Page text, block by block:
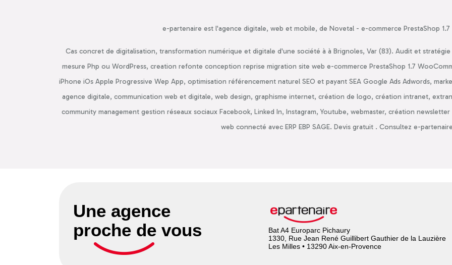
e-partenaire est l'agence digitale, web et mobile, de Novetal - e-commerce PrestaShop 1.7
Cas concret de digitalisation, transformation numérique et digitale d'une société à à Brignoles, Var (83). Audit et
mesure Php ou WordPress, creation refonte conception reprise migration site web e-commerce PrestaShop 1.7
iPhone iOs Apple Progressive Wep App, optimisation référencement naturel SEO et payant SEA Google Ads Adwords,
agence digitale, communication web et digitale, web design, graphisme internet, création de logo, création intranet,
community management gestion réseaux sociaux Facebook, Linked In, Instagram, Youtube, webmaster, création
web connecté avec ERP EBP SAGE. Devis gratuit . Consultez e-
Une agence
proche de vous
Bat A4 Europarc Pichaury
1330, Rue Jean René Guillibert Gauthier de la Lauzière
Les Milles • 13290 Aix-en-Provence